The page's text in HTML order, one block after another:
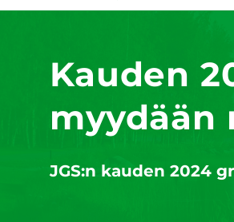
Kauden
myydään
JGS:n kauden 2024